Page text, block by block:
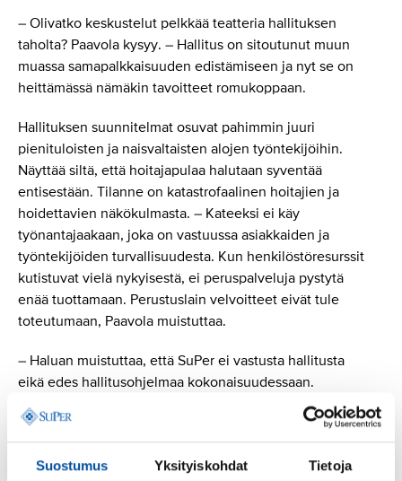
Suostumus Yksityiskohdat Tietoja
– Olivatko keskustelut pelkkää teatteria hallituksen
taholta? Paavola kysyy. – Hallitus on sitoutunut muun
muassa samapalkkaisuuden edistämiseen ja nyt se on
heittämässä nämäkin tavoitteet romukoppaan.
Hallituksen suunnitelmat osuvat pahimmin juuri
pienituloisten ja naisvaltaisten alojen työntekijöihin.
Näyttää siltä, että hoitajapulaa halutaan syventää
entisestään. Tilanne on katastrofaalinen hoitajien ja
hoidettavien näkökulmasta. – Kateeksi ei käy
työnantajaakaan, joka on vastuussa asiakkaiden ja
työntekijöiden turvallisuudesta. Kun henkilöstöresurssit
kutistuvat vielä nykyisestä, ei peruspalveluja pystytä
enää tuottamaan. Perustuslain velvoitteet eivät tule
toteutumaan, Paavola muistuttaa.
– Haluan muistuttaa, että SuPer ei vastusta hallitusta
eikä edes hallitusohjelmaa kokonaisuudessaan.
Vastustamme hallitusohjelmassa olevia työelämää ja
sosiaaliturvaa koskevia heikennyksiä, jotka ovat
vanhanaikaisia ja lisäävät eriarvoisuutta yhteiskunnassa,
Paavola muistuttaa.